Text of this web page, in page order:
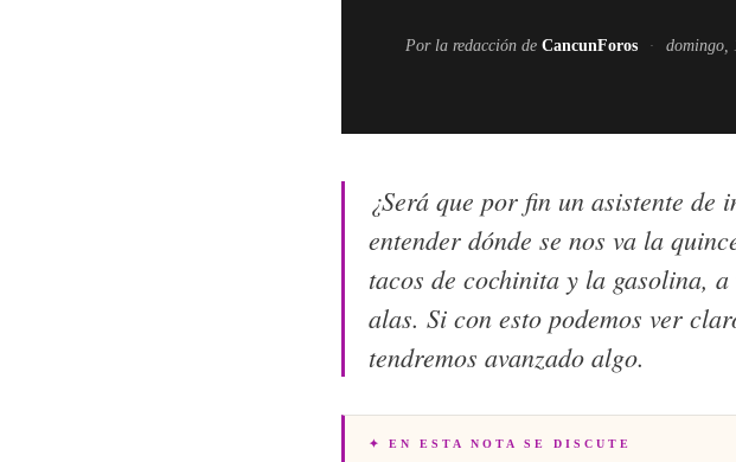
Por la redacción de CancunForos · domingo,
¿Será que por fin un asistente
entender dónde se nos va la
tacos de cochinita y la gasolina,
alas. Si con esto podemos ver
tendremos avanzado algo.
✦ EN ESTA NOTA SE DISCUTE